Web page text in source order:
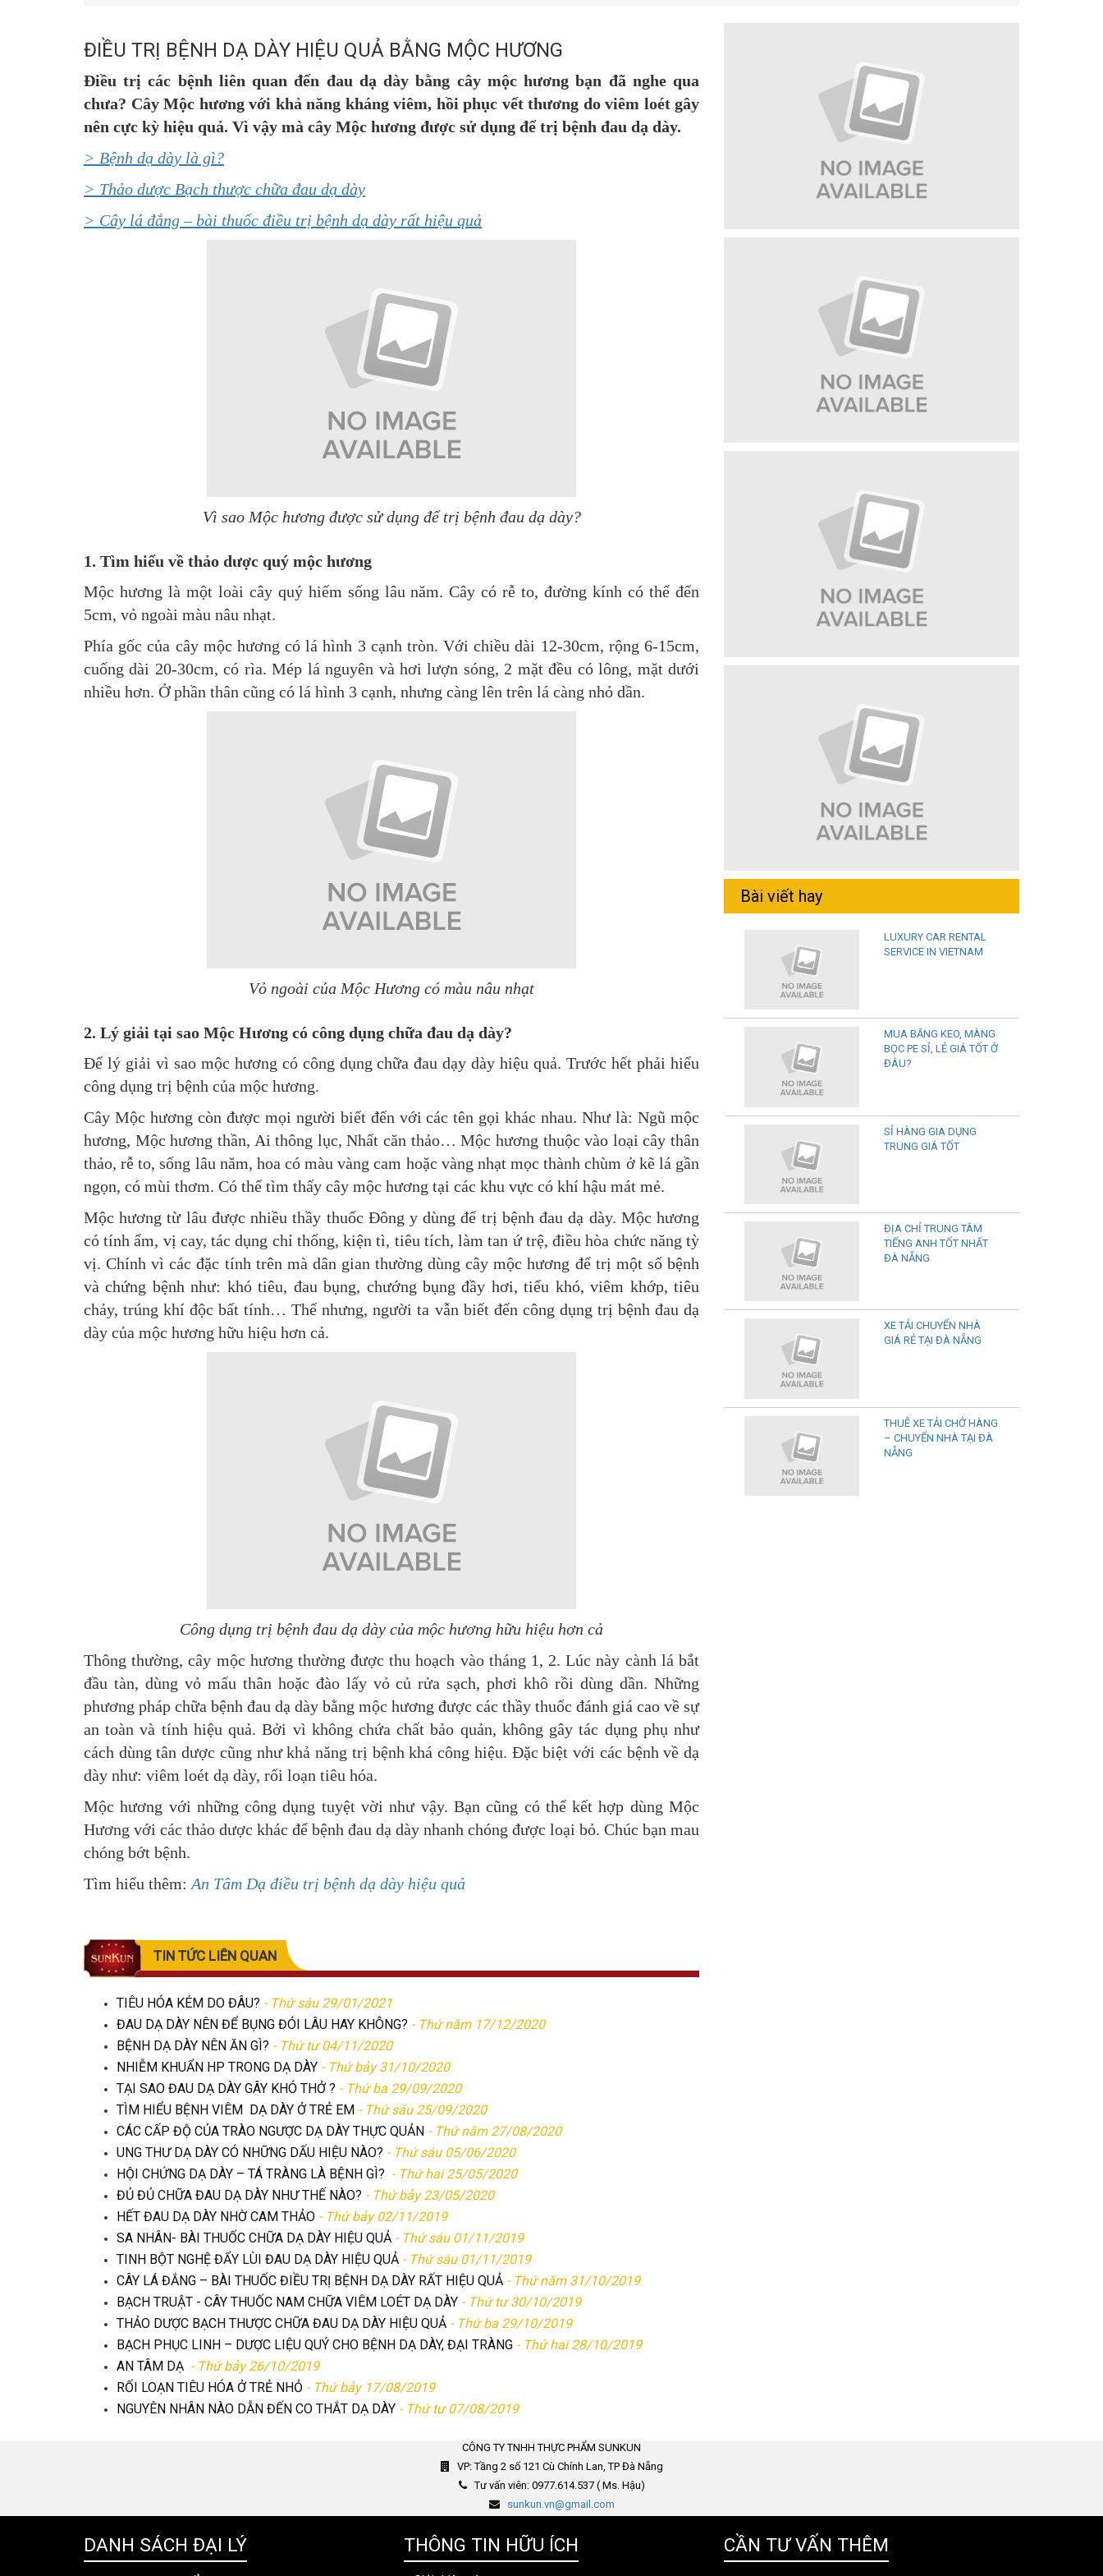
ĐIỀU TRỊ BỆNH DẠ DÀY HIỆU QUẢ BẰNG MỘC HƯƠNG
Điều trị các bệnh liên quan đến đau dạ dày bằng cây mộc hương bạn đã nghe qua
chưa? Cây Mộc hương với khả năng kháng viêm, hồi phục vết thương do viêm loét gây
nên cực kỳ hiệu quả. Vì vậy mà cây Mộc hương được sử dụng để trị bệnh đau dạ dày.
> Bệnh dạ dày là gì?
> Thảo dược Bạch thược chữa đau dạ dày
> Cây lá đắng – bài thuốc điều trị bệnh dạ dày rất hiệu quả
Vì sao Mộc hương được sử dụng để trị bệnh đau dạ dày?
1. Tìm hiểu về thảo dược quý mộc hương
Mộc hương là một loài cây quý hiếm sống lâu năm. Cây có rễ to, đường kính có thể đến
5cm, vỏ ngoài màu nâu nhạt.
Phía gốc của cây mộc hương có lá hình 3 cạnh tròn. Với chiều dài 12-30cm, rộng 6-15cm,
cuống dài 20-30cm, có rìa. Mép lá nguyên và hơi lượn sóng, 2 mặt đều có lông, mặt dưới
nhiều hơn. Ở phần thân cũng có lá hình 3 cạnh, nhưng càng lên trên lá càng nhỏ dần.
Vỏ ngoài của Mộc Hương có màu nâu nhạt
2. Lý giải tại sao Mộc Hương có công dụng chữa đau dạ dày?
Để lý giải vì sao mộc hương có công dụng chữa đau dạy dày hiệu quả. Trước hết phải hiểu
công dụng trị bệnh của mộc hương.
Cây Mộc hương còn được mọi người biết đến với các tên gọi khác nhau. Như là: Ngũ mộc
hương, Mộc hương thần, Ai thông lục, Nhất căn thảo… Mộc hương thuộc vào loại cây thân
thảo, rễ to, sống lâu năm, hoa có màu vàng cam hoặc vàng nhạt mọc thành chùm ở kẽ lá gần
ngọn, có mùi thơm. Có thể tìm thấy cây mộc hương tại các khu vực có khí hậu mát mẻ.
Mộc hương từ lâu được nhiều thầy thuốc Đông y dùng để trị bệnh đau dạ dày. Mộc hương
có tính ấm, vị cay, tác dụng chỉ thống, kiện tì, tiêu tích, làm tan ứ trệ, điều hòa chức năng tỳ
vị. Chính vì các đặc tính trên mà dân gian thường dùng cây mộc hương để trị một số bệnh
và chứng bệnh như: khó tiêu, đau bụng, chướng bụng đầy hơi, tiểu khó, viêm khớp, tiêu
chảy, trúng khí độc bất tính… Thế nhưng, người ta vẫn biết đến công dụng trị bệnh đau dạ
dày của mộc hương hữu hiệu hơn cả.
Công dụng trị bệnh đau dạ dày của mộc hương hữu hiệu hơn cả
Thông thường, cây mộc hương thường được thu hoạch vào tháng 1, 2. Lúc này cành lá bắt
đầu tàn, dùng vỏ mấu thân hoặc đào lấy vỏ củ rửa sạch, phơi khô rồi dùng dần. Những
phương pháp chữa bệnh đau dạ dày bằng mộc hương được các thầy thuốc đánh giá cao về sự
an toàn và tính hiệu quả. Bởi vì không chứa chất bảo quản, không gây tác dụng phụ như
cách dùng tân dược cũng như khả năng trị bệnh khá công hiệu. Đặc biệt với các bệnh về dạ
dày như: viêm loét dạ dày, rối loạn tiêu hóa.
Mộc hương với những công dụng tuyệt vời như vậy. Bạn cũng có thể kết hợp dùng Mộc
Hương với các thảo dược khác để bệnh đau dạ dày nhanh chóng được loại bỏ. Chúc bạn mau
chóng bớt bệnh.
Tìm hiểu thêm: An Tâm Dạ điều trị bệnh dạ dày hiệu quả
TIN TỨC LIÊN QUAN
TIÊU HÓA KÉM DO ĐÂU? - Thứ sáu 29/01/2021
ĐAU DẠ DÀY NÊN ĐỂ BỤNG ĐÓI LÂU HAY KHÔNG? - Thứ năm 17/12/2020
BỆNH DẠ DÀY NÊN ĂN GÌ? - Thứ tư 04/11/2020
NHIỄM KHUẨN HP TRONG DẠ DÀY - Thứ bảy 31/10/2020
TẠI SAO ĐAU DẠ DÀY GÂY KHÓ THỞ ? - Thứ ba 29/09/2020
TÌM HIỂU BỆNH VIÊM DẠ DÀY Ở TRẺ EM - Thứ sáu 25/09/2020
CÁC CẤP ĐỘ CỦA TRÀO NGƯỢC DẠ DÀY THỰC QUẢN - Thứ năm 27/08/2020
UNG THƯ DẠ DÀY CÓ NHỮNG DẤU HIỆU NÀO? - Thứ sáu 05/06/2020
HỘI CHỨNG DẠ DÀY – TÁ TRÀNG LÀ BỆNH GÌ? - Thứ hai 25/05/2020
ĐỦ ĐỦ CHỮA ĐAU DẠ DÀY NHƯ THẾ NÀO? - Thứ bảy 23/05/2020
HẾT ĐAU DẠ DÀY NHỜ CAM THẢO - Thứ bảy 02/11/2019
SA NHÂN- BÀI THUỐC CHỮA DẠ DÀY HIỆU QUẢ - Thứ sáu 01/11/2019
TINH BỘT NGHỆ ĐẨY LÙI ĐAU DẠ DÀY HIỆU QUẢ - Thứ sáu 01/11/2019
CÂY LÁ ĐẮNG – BÀI THUỐC ĐIỀU TRỊ BỆNH DẠ DÀY RẤT HIỆU QUẢ - Thứ năm 31/10/2019
BẠCH TRUẬT - CÂY THUỐC NAM CHỮA VIÊM LOÉT DẠ DÀY - Thứ tư 30/10/2019
THẢO DƯỢC BẠCH THƯỢC CHỮA ĐAU DẠ DÀY HIỆU QUẢ - Thứ ba 29/10/2019
BẠCH PHỤC LINH – DƯỢC LIỆU QUÝ CHO BỆNH DẠ DÀY, ĐẠI TRÀNG - Thứ hai 28/10/2019
AN TÂM DẠ - Thứ bảy 26/10/2019
RỐI LOẠN TIÊU HÓA Ở TRẺ NHỎ - Thứ bảy 17/08/2019
NGUYÊN NHÂN NÀO DẪN ĐẾN CO THẮT DẠ DÀY - Thứ tư 07/08/2019
Bài viết hay
LUXURY CAR RENTAL
SERVICE IN VIETNAM
MUA BĂNG KEO, MÀNG
BỌC PE SỈ, LẺ GIÁ TỐT Ở
ĐÂU?
SỈ HÀNG GIA DỤNG
TRUNG GIÁ TỐT
ĐỊA CHỈ TRUNG TÂM
TIẾNG ANH TỐT NHẤT
ĐÀ NẴNG
XE TẢI CHUYỂN NHÀ
GIÁ RẺ TẠI ĐÀ NẴNG
THUÊ XE TẢI CHỞ HÀNG
– CHUYỂN NHÀ TẠI ĐÀ
NẴNG
CÔNG TY TNHH THỰC PHẨM SUNKUN
VP: Tầng 2 số 121 Cù Chính Lan, TP Đà Nẵng
Tư vấn viên: 0977.614.537 ( Ms. Hậu)
sunkun.vn@gmail.com
DANH SÁCH ĐẠI LÝ THÔNG TIN HỮU ÍCH CẦN TƯ VẤN THÊM